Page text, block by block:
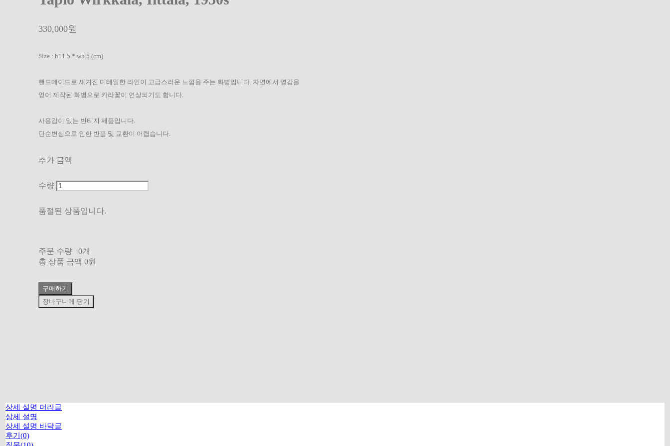
330,000원
Size : h11.5 * w5.5 (cm)
핸드메이드로 새겨진 디테일한 라인이 고급스러운 느낌을 주는 화병입니다. 자연에서 영감을
얻어 제작된 화병으로 카라꽃이 연상되기도 합니다.
사용감이 있는 빈티지 제품입니다.
단순변심으로 인한 반품 및 교환이 어렵습니다.
추가 금액
수량
품절된 상품입니다.
주문 수량
0개
총 상품 금액 0원
구매하기
장바구니에 담기
상세 설명 머리글
상세 설명
상세 설명 바닥글
후기(0)